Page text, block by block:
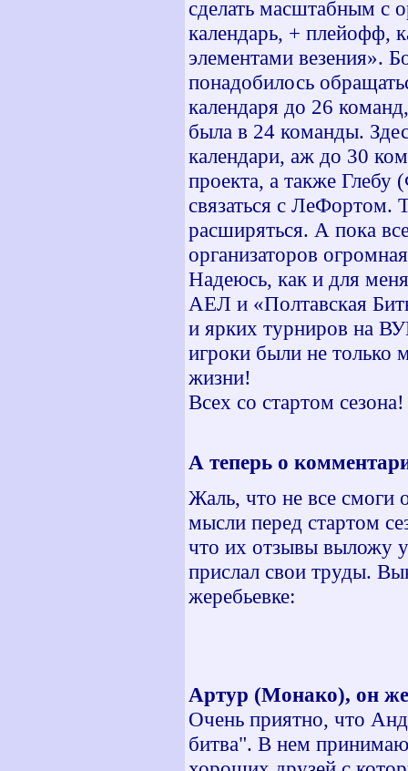
сделать масштабным с
календарь, + плейофф,
элементами везения».
понадобилось
календаря до 26
была в 24 команды.
календари, аж до 30
проекта, а также
связаться с ЛеФортом.
расширяться. А пока
организаторов
Надеюсь, как и для
АЕЛ и «Полтавская
и ярких турниров на
игроки были не только
жизни!
Всех со стартом сезона!
А теперь о
Жаль, что не все смоги
мысли перед стартом
что их отзывы выложу
прислал свои труды.
жеребьевке:
Артур (Монако), он
Очень приятно, что
битва". В нем